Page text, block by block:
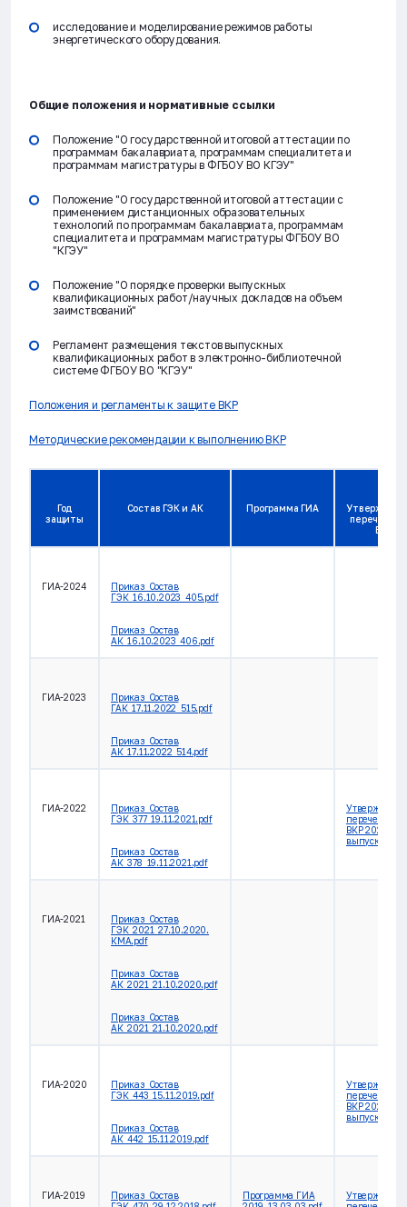
исследование и моделирование режимов работы
энергетического оборудования.
Общие положения и нормативные ссылки
Положение "О государственной итоговой аттестации по
программам бакалавриата, программам специалитета и
программам магистратуры в ФГБОУ ВО КГЭУ"
Положение "О государственной итоговой аттестации с
применением дистанционных образовательных
технологий по программам бакалавриата, программам
специалитета и программам магистратуры ФГБОУ ВО
"КГЭУ"
Положение "О порядке проверки выпускных
квалификационных работ/научных докладов на объем
заимствований"
Регламент размещения текстов выпускных
квалификационных работ в электронно-библиотечной
системе ФГБОУ ВО "КГЭУ"
Положения и регламенты к защите ВКР
Методические рекомендации к выполнению ВКР
Год
защиты
Состав ГЭК и АК Программа ГИА
перечень
ВКР
ГИА-2024
Приказ_Состав
ГЭК_16.10.2023_405.pdf
Приказ_Состав
АК_16.10.2023_406.pdf
ГИА-2023
Приказ_Состав
ГАК_17.11.2022_515.pdf
Приказ_Состав
АК_17.11.2022_514.pdf
ГИА-2022
Приказ_Состав
ГЭК_377_19.11.2021.pdf
Приказ_Состав
АК_378_19.11.2021.pdf
перечень тем
ВКР 2022 год
выпуска.pdf
ГИА-2021
Приказ_Состав
ГЭК_2021_27.10.2020.
КМА.pdf
Приказ_Состав
АК_2021_21.10.2020.pdf
Приказ_Состав
АК_2021_21.10.2020.pdf
ГИА-2020
Приказ_Состав
ГЭК_443_15.11.2019.pdf
Приказ_Состав
АК_442_15.11.2019.pdf
перечень тем
ВКР 2020 год
выпуска.pdf
ГИА-2019
Приказ_Состав
Программа ГИА